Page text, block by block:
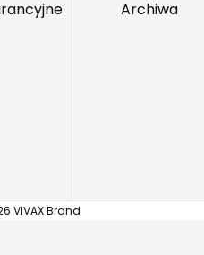
Archiwa
VIVAX Brand